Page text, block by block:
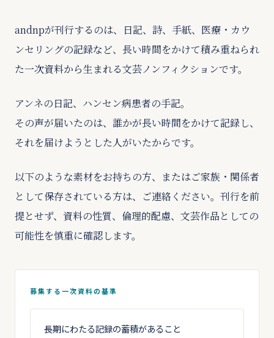
andnpが刊行するのは、日記、詩、手紙、医療・カウ
ンセリングの記録など、長い時間をかけて積み重ねられ
た一次資料から生まれる文芸ノンフィクションです。
アンネの日記、ハンセン病患者の手記。
その声が届いたのは、誰かが長い時間をかけて記録し、
それを届けようとした人がいたからです。
以下のような素材をお持ちの方、またはご家族・関係者
として保存されている方は、ご連絡ください。刊行を前
提とせず、資料の性質、倫理的配慮、文芸作品としての
可能性を慎重に確認します。
募集する一次資料の基準
長期にわたる記録の蓄積があること